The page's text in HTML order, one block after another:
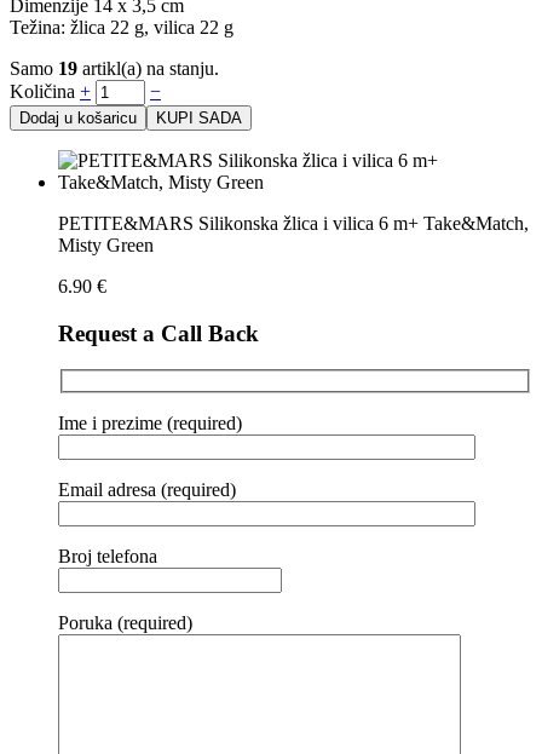
Dimenzije 14 x 3,5 cm
Težina: žlica 22 g, vilica 22 g
Samo 19 artikl(a) na stanju.
Količina + −
Dodaj u košaricu KUPI SADA
PETITE&MARS Silikonska žlica i vilica 6 m+ Take&Match,
Misty Green
6.90 €
Request a Call Back
Ime i prezime (required)
Email adresa (required)
Broj telefona
Poruka (required)